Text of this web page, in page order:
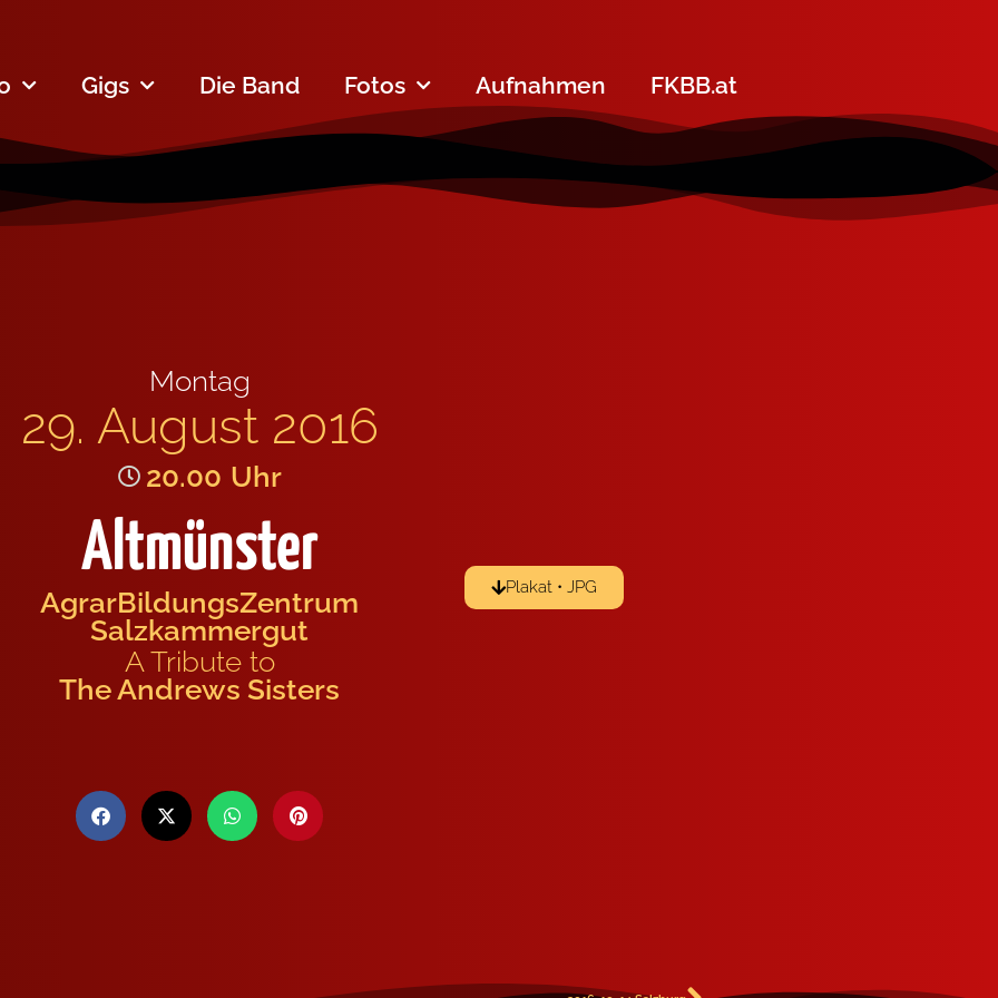
Gigs Die Band Fotos Aufnahmen FKBB.at
Montag
29. August 2016
20.00 Uhr
Altmünster
AgrarBildungsZentrum
Salzkammergut
A Tribute to
The Andrews Sisters
Plakat • JPG